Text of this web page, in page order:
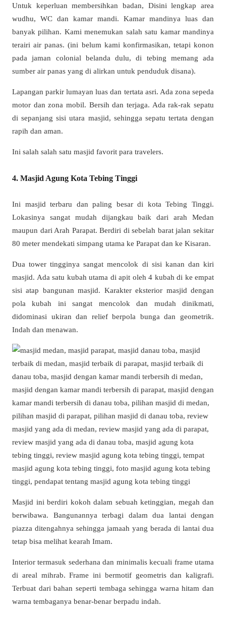
Untuk keperluan membersihkan badan, Disini lengkap area
wudhu, WC dan kamar mandi. Kamar mandinya luas dan
banyak pilihan. Kami menemukan salah satu kamar mandinya
terairi air panas. (ini belum kami konfirmasikan, tetapi konon
pada jaman colonial belanda dulu, di tebing memang ada
sumber air panas yang di alirkan untuk penduduk disana).
Lapangan parkir lumayan luas dan tertata asri. Ada zona sepeda
motor dan zona mobil. Bersih dan terjaga. Ada rak-rak sepatu
di sepanjang sisi utara masjid, sehingga sepatu tertata dengan
rapih dan aman.
Ini salah salah satu masjid favorit para travelers.
4. Masjid Agung Kota Tebing Tinggi
Ini masjid terbaru dan paling besar di kota Tebing Tinggi.
Lokasinya sangat mudah dijangkau baik dari arah Medan
maupun dari Arah Parapat. Berdiri di sebelah barat jalan sekitar
80 meter mendekati simpang utama ke Parapat dan ke Kisaran.
Dua tower tingginya sangat mencolok di sisi kanan dan kiri
masjid. Ada satu kubah utama di apit oleh 4 kubah di ke empat
sisi atap bangunan masjid. Karakter eksterior masjid dengan
pola kubah ini sangat mencolok dan mudah dinikmati,
didominasi ukiran dan relief berpola bunga dan geometrik.
Indah dan menawan.
Masjid ini berdiri kokoh dalam sebuah ketinggian, megah dan
berwibawa. Bangunannya terbagi dalam dua lantai dengan
piazza ditengahnya sehingga jamaah yang berada di lantai dua
tetap bisa melihat kearah Imam.
Interior termasuk sederhana dan minimalis kecuali frame utama
di areal mihrab. Frame ini bermotif geometris dan kaligrafi.
Terbuat dari bahan seperti tembaga sehingga warna hitam dan
warna tembaganya benar-benar berpadu indah.